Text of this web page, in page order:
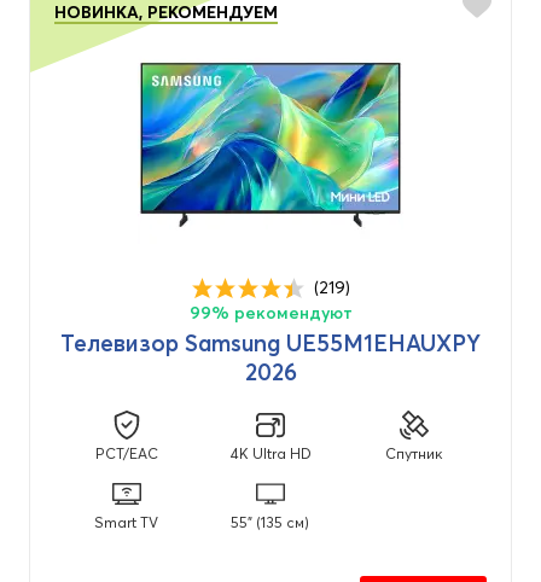
НОВИНКА, РЕКОМЕНДУЕМ
(219)
99% рекомендуют
Телевизор Samsung UE55M1EHAUXPY
2026
PCT/EAC 4K Ultra HD Спутник
Smart TV 55" (135 см)